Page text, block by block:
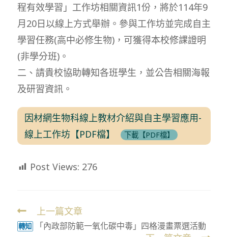
程有效學習」工作坊相關資訊1份，將於114年9
月20日以線上方式舉辦。參與工作坊並完成自主
學習任務(高中必修生物)，可獲得本校修課證明
(非學分班)。
二、請貴校協助轉知各班學生，並公告相關海報
及研習資訊。
因材網生物科線上教材介紹與自主學習應用-
線上工作坊【PDF檔】
下載【PDF檔】
Post Views: 276
Read
more
上一篇文章
轉知 「內政部防範一氧化碳中毒」四格漫畫票選活動